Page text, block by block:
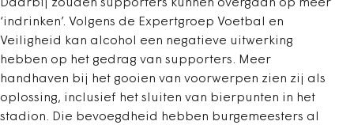
Daarbij zouden supporters kunnen overgaan op meer
‘indrinken’. Volgens de Expertgroep Voetbal en
Veiligheid kan alcohol een negatieve uitwerking
hebben op het gedrag van supporters. Meer
handhaven bij het gooien van voorwerpen zien zij als
oplossing, inclusief het sluiten van bierpunten in het
stadion. Die bevoegdheid hebben burgemeesters al